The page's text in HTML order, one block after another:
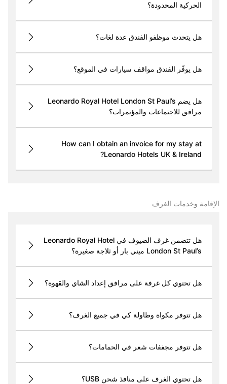
الحركية المحدودة؟
هل يتحدث موظفو الفندق عدة لغات؟
هل يوفّر الفندق مواقف سيارات في الموقع؟
هل يضم Leonardo Royal Hotel London St Paul’s
مرافق للاجتماعات والمؤتمرات؟
How can I obtain an invoice for my stay at
Leonardo Hotels UK & Ireland?
الإقامة وخدمات الغرف
هل تتضمن غرف الضيوف في Leonardo Royal Hotel
London St Paul’s ميني بار أو ثلاجة صغيرة؟
هل تحتوي كل غرفة على مرافق إعداد الشاي والقهوة؟
هل تتوفر مكواة وطاولة كي في جميع الغرف؟
هل تتوفر مجففات شعر في الحمامات؟
هل تحتوي الغرف على منافذ شحن USB؟